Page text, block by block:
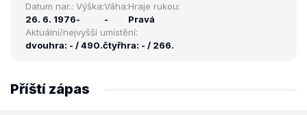
Datum nar.:
26. 6. 1976
Výška:
-
Váha:
-
Hraje rukou:
Pravá
Aktuální/nejvyšší umístění:
dvouhra: - / 490.čtyřhra: - / 266.
Příští zápas